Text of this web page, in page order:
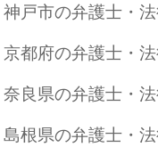
神戸市の弁護士・
京都府の弁護士・
奈良県の弁護士・
島根県の弁護士・